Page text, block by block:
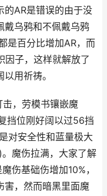
的AR是错误的由于没
戴乌鸦和不佩戴乌鸦
是百分比增加AR，而
子，这样就解放了
用祈祷。
，劳模书镶嵌魔
挡位刚好阔以过56挡
对安全性和蓝量极大
魔伤拉满，大家了解
伤基础伤增加10%，
害，然而暗黑里面魔